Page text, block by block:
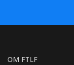
OM FTLF